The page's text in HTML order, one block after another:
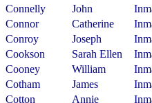
Connelly
John
Connor
Catherine
Conroy
Joseph
Cookson
Sarah Ellen
Cooney
William
Cotham
James
Cotton
Annie